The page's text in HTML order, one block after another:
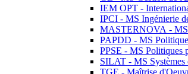
IEM OPT -
IPCI - MS Ingénierie
MASTERNOVA - MS
PAPDD - MS
PPSE - MS Politiques
SILAT - MS Systèmes
TGE - Maîtrise